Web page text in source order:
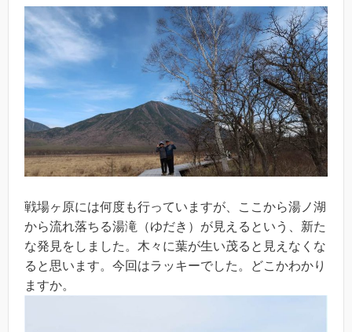
戦場ヶ原には何度も行っていますが、ここから湯ノ湖
から流れ落ちる湯滝（ゆだき）が見えるという、新た
な発見をしました。木々に葉が生い茂ると見えなくな
ると思います。今回はラッキーでした。どこかわかり
ますか。